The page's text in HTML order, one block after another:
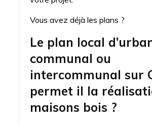
Vous avez déjà les plans ?
Le plan local
communal ou
intercommunal sur
permet il la
maisons bois ?